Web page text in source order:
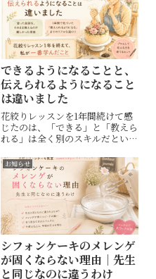
できるようになることと、
伝えられるようになること
は違いました
花絞りレッスンを1年間続けて感
じたのは、「できる」と「教えら
れる」は全く別のスキルだという
自分の言葉で伝えられるようにな
るまでの気づきと学びをお話しし
ます。
お知らせ
シフォンケーキのメレンゲ
が固くならない理由｜先生
と同じなのに違うわけ